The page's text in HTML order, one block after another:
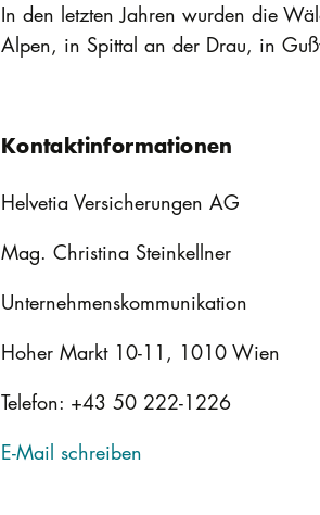
In den letzten Jahren wurden die
Alpen, in Spittal an der Drau, in
Kontaktinformationen
Helvetia Versicherungen AG
Mag. Christina Steinkellner
Unternehmenskommunikation
Hoher Markt 10-11, 1010 Wien
Telefon: +43 50 222-1226
E-Mail schreiben